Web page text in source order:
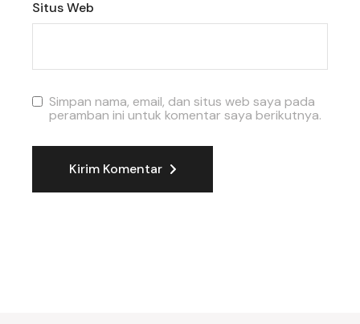
Situs Web
Simpan nama, email, dan situs web saya pada
peramban ini untuk komentar saya berikutnya.
Kirim Komentar